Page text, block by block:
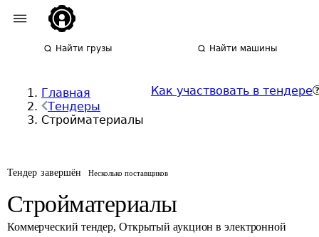
Найти грузы Найти машины
Главная
Тендеры
Стройматериалы
Как участвовать в тендере
Тендер завершён Несколько поставщиков
Стройматериалы
Коммерческий тендер, Открытый аукцион в электронной